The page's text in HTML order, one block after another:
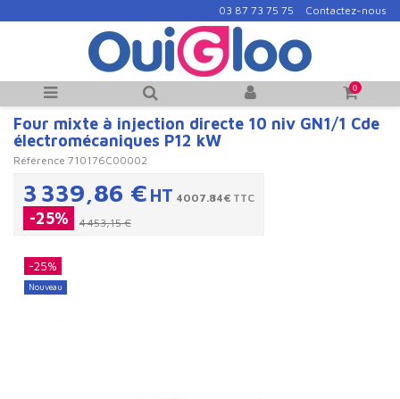
03 87 73 75 75 Contactez-nous
0
Four mixte à injection directe 10 niv GN1/1 Cde
électromécaniques P12 kW
Référence 710176C00002
3 339,86 € HT 4007.84€ TTC
-25% 4 453,15 €
-25%
Nouveau